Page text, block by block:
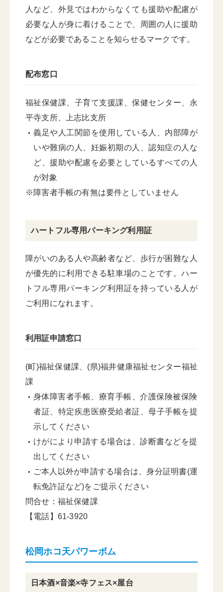
人など、外見ではわからなくても援助や配慮が
必要な人が身に着けることで、周囲の人に援助
などが必要であることを知らせるマークです。
配布窓口
福祉保健課、子育て支援課、保健センター、永
平寺支所、上志比支所
義足や人工関節を使用している人、内部障が
いや難病の人、妊娠初期の人、認知症の人な
ど、援助や配慮を必要としているすべての人
が対象
※障害者手帳の有無は要件としていません
ハートフル専用パーキング利用証
障がいのある人や高齢者など、歩行が困難な人
が優先的に利用できる駐車場のことです。ハー
トフル専用パーキング利用証を持っている人が
ご利用になれます。
利用証申請窓口
(町)福祉保健課、(県)福井健康福祉センター福祉
課
身体障害者手帳、療育手帳、介護保険被保険
者証、特定疾患医療受給者証、母子手帳を提
示してください
けがにより申請する場合は、診断書などを提
出してください
ご本人以外が申請する場合は、身分証明書(運
転免許証など)をご提示ください
問合せ：福祉保健課
【電話】61-3920
松岡ホコ天パワーボム
日本酒×音楽×寺フェス×屋台